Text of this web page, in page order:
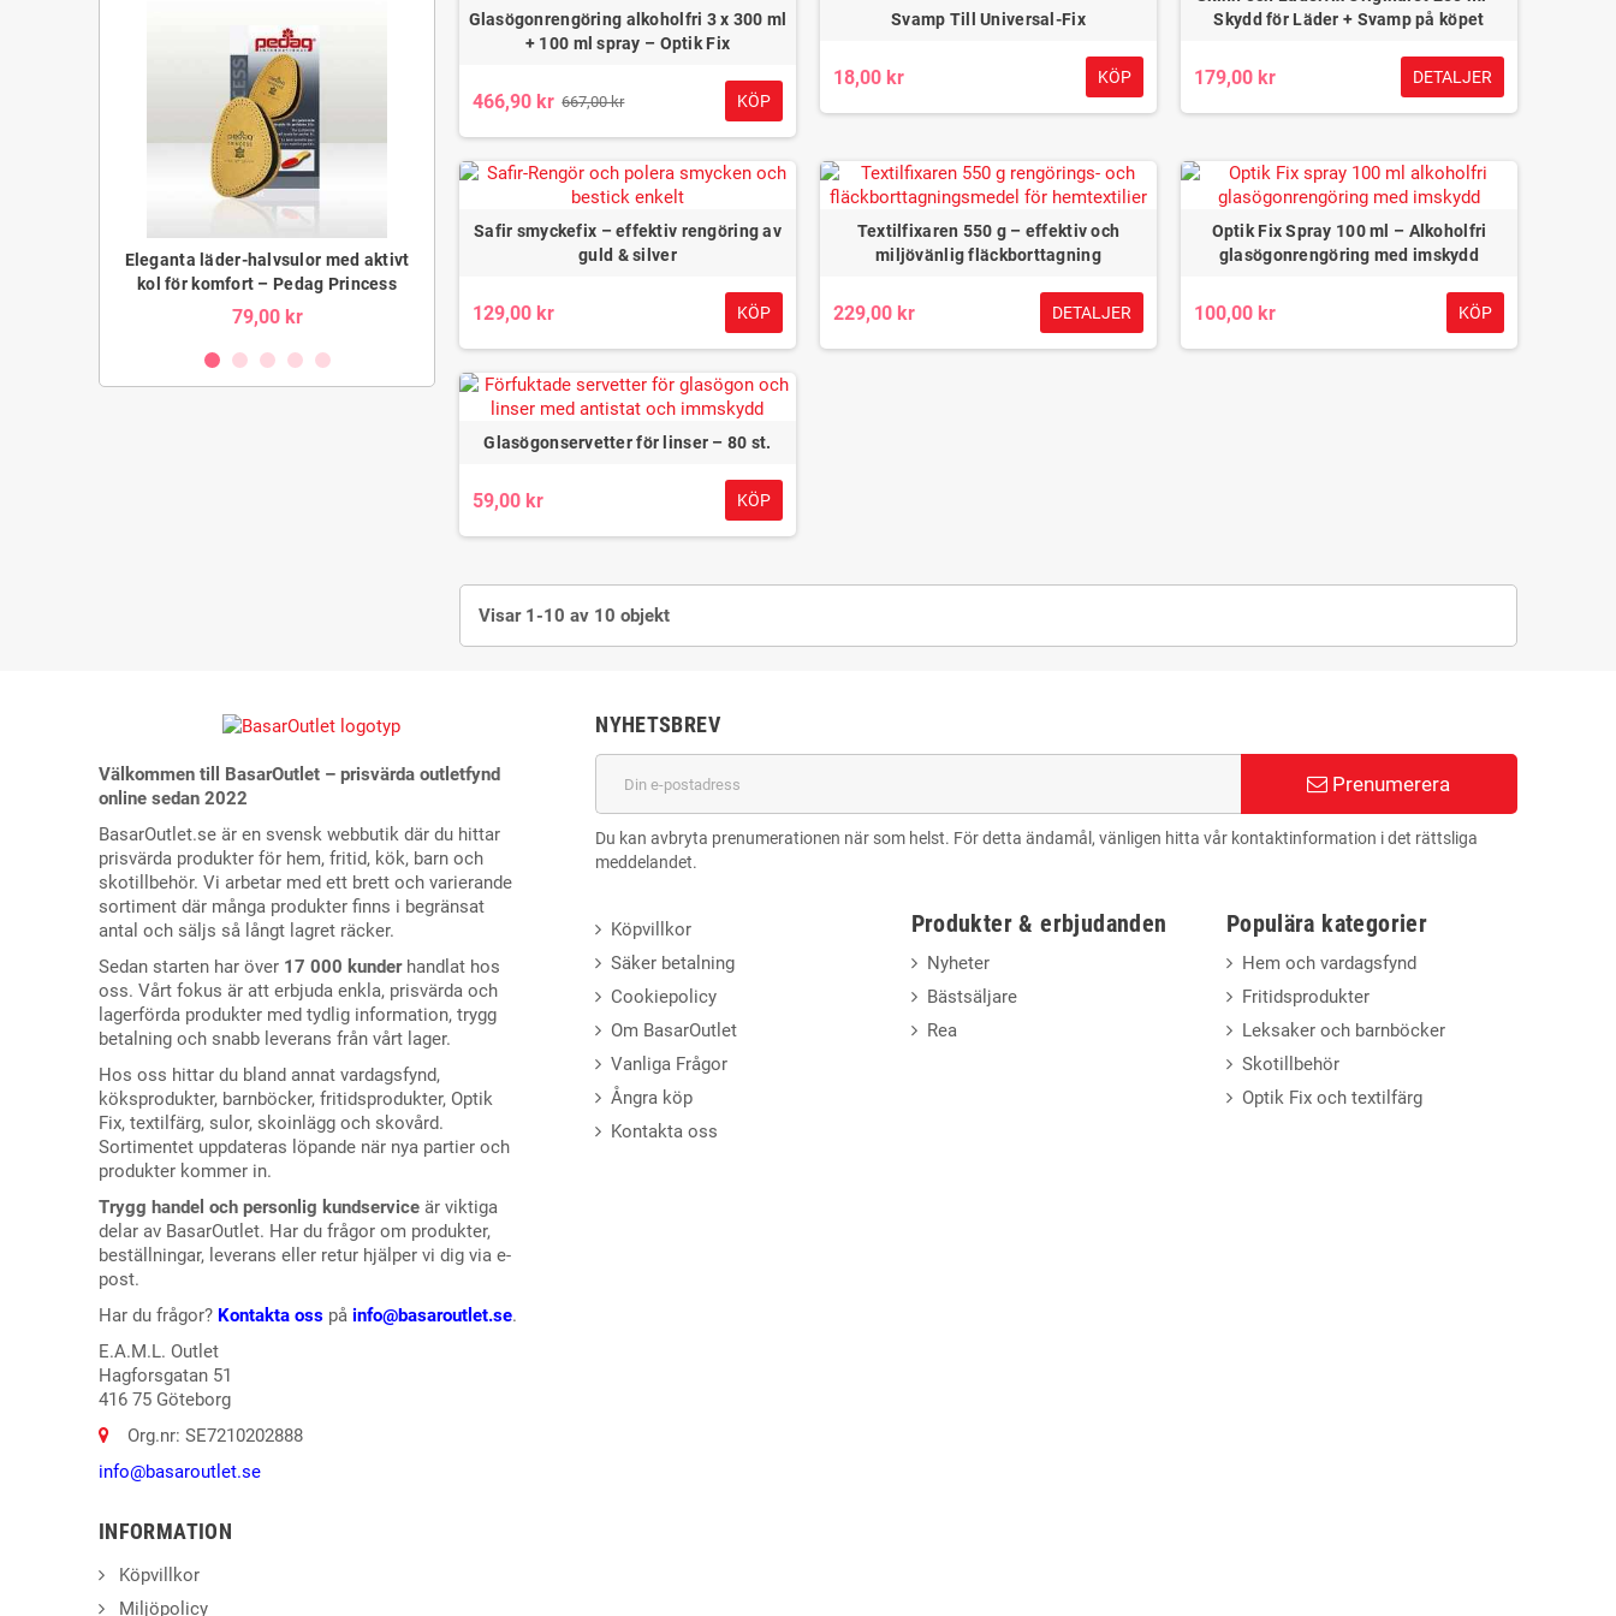
Eleganta läder-halvsulor med aktivt
kol för komfort – Pedag Princess
79,00 kr
Bandi Leather iläggssula i läder –
komfort och stötdämpning för skor
Tunna läder-halvsulor för framfoten
för bättre passform – Springyard
Leather Front
Läder-halvsulor med kolfilter för
komfort och stöd – Woly Excellent
Mjuka halvsulor i äkta getskinn för
49,00 kr
Glasögonrengöring alkoholfri 3 x 300 ml
+ 100 ml spray – Optik Fix
466,90 kr 667,00 kr KÖP
Svamp Till Universal-Fix
18,00 kr KÖP
Skydd för Läder + Svamp på köpet
179,00 kr DETALJER
Safir smyckefix – effektiv rengöring av
guld & silver
129,00 kr KÖP
Textilfixaren 550 g – effektiv och
miljövänlig fläckborttagning
229,00 kr DETALJER
Optik Fix Spray 100 ml – Alkoholfri
glasögonrengöring med imskydd
100,00 kr KÖP
Glasögonservetter för linser – 80 st.
59,00 kr KÖP
Visar 1-10 av 10 objekt
Välkommen till BasarOutlet – prisvärda outletfynd
online sedan 2022
BasarOutlet.se är en svensk webbutik där du hittar
prisvärda produkter för hem, fritid, kök, barn och
skotillbehör. Vi arbetar med ett brett och varierande
sortiment där många produkter finns i begränsat
antal och säljs så långt lagret räcker.
Sedan starten har över 17 000 kunderhandlat hos
oss. Vårt fokus är att erbjuda enkla, prisvärda och
lagerförda produkter med tydlig information, trygg
betalning och snabb leverans från vårt lager.
Hos oss hittar du bland annat vardagsfynd,
köksprodukter, barnböcker, fritidsprodukter, Optik
Fix, textilfärg, sulor, skoinlägg och skovård.
Sortimentet uppdateras löpande när nya partier och
produkter kommer in.
Trygg handel och personlig kundservice är viktiga
delar av BasarOutlet. Har du frågor om produkter,
beställningar, leverans eller retur hjälper vi dig via e-
post.
Har du frågor? Kontakta oss på info@basaroutlet.se.
E.A.M.L. Outlet
Hagforsgatan 51
416 75 Göteborg
Org.nr: SE7210202888
info@basaroutlet.se
NYHETSBREV
Prenumerera
Du kan avbryta prenumerationen när som helst. För detta ändamål, vänligen hitta vår kontaktinformation i det rättsliga
meddelandet.
Köpvillkor
Säker betalning
Cookiepolicy
Om BasarOutlet
Vanliga Frågor
Ångra köp
Kontakta oss
Produkter & erbjudanden
Nyheter
Bästsäljare
Rea
Populära kategorier
Hem och vardagsfynd
Fritidsprodukter
Leksaker och barnböcker
Skotillbehör
Optik Fix och textilfärg
INFORMATION
Köpvillkor
Miljöpolicy